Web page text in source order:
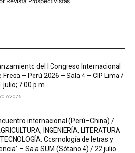
del I Congreso Internacional
Fresa – Perú 2026 – Sala 4 – CIP Lima /
julio; 7:00 p.m.
07/2026
internacional (Perú–China) /
INGENIERÍA, LITERATURA
Cosmología de letras y
– Sala SUM (Sótano 4) / 22 julio